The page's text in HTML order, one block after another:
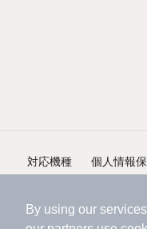
By using our
対応機種 個人情報